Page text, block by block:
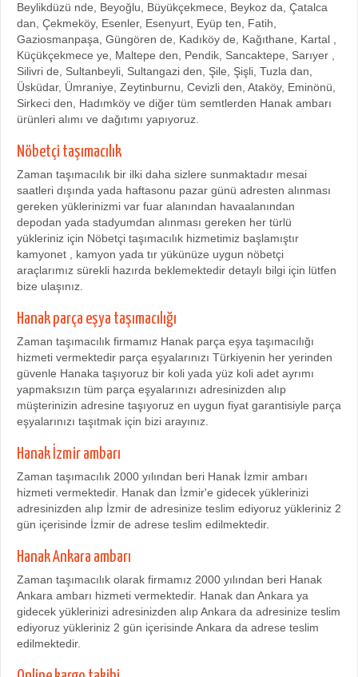
Beylikdüzü nde, Beyoğlu, Büyükçekmece, Beykoz da, Çatalca
dan, Çekmeköy, Esenler, Esenyurt, Eyüp ten, Fatih,
Gaziosmanpaşa, Güngören de, Kadıköy de, Kağıthane, Kartal ,
Küçükçekmece ye, Maltepe den, Pendik, Sancaktepe, Sarıyer ,
Silivri de, Sultanbeyli, Sultangazi den, Şile, Şişli, Tuzla dan,
Üsküdar, Ümraniye, Zeytinburnu, Cevizli den, Ataköy, Eminönü,
Sirkeci den, Hadımköy ve diğer tüm semtlerden Hanak ambarı
ürünleri alımı ve dağıtımı yapıyoruz.
Nöbetçi taşımacılık
Zaman taşımacılık bir ilki daha sizlere sunmaktadır mesai
saatleri dışında yada haftasonu pazar günü adresten alınması
gereken yüklerinizmi var fuar alanından havaalanından
depodan yada stadyumdan alınması gereken her türlü
yükleriniz için Nöbetçi taşımacılık hizmetimiz başlamıştır
kamyonet , kamyon yada tır yükünüze uygun nöbetçi
araçlarımız sürekli hazırda beklemektedir detaylı bilgi için lütfen
bize ulaşınız.
Hanak parça eşya taşımacılığı
Zaman taşımacılık firmamız Hanak parça eşya taşımacılığı
hizmeti vermektedir parça eşyalarınızı Türkiyenin her yerinden
güvenle Hanaka taşıyoruz bir koli yada yüz koli adet ayrımı
yapmaksızın tüm parça eşyalarınızı adresinizden alıp
müşterinizin adresine taşıyoruz en uygun fiyat garantisiyle parça
eşyalarınızı taşıtmak için bizi arayınız.
Hanak İzmir ambarı
Zaman taşımacılık 2000 yılından beri Hanak İzmir ambarı
hizmeti vermektedir. Hanak dan İzmir'e gidecek yüklerinizi
adresinizden alıp İzmir de adresinize teslim ediyoruz yükleriniz 2
gün içerisinde İzmir de adrese teslim edilmektedir.
Hanak Ankara ambarı
Zaman taşımacılık olarak firmamız 2000 yılından beri Hanak
Ankara ambarı hizmeti vermektedir. Hanak dan Ankara ya
gidecek yüklerinizi adresinizden alıp Ankara da adresinize teslim
ediyoruz yükleriniz 2 gün içerisinde Ankara da adrese teslim
edilmektedir.